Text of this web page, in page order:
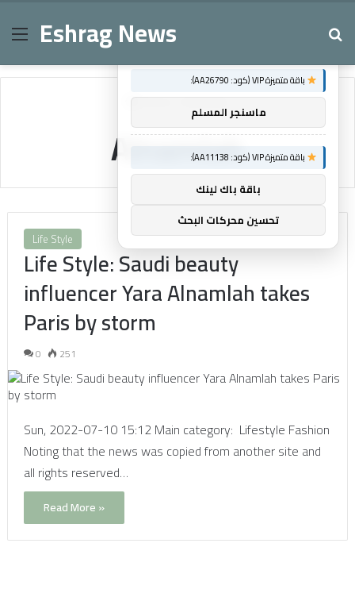
MenuEshrag News
Home/Alnamlah
Alnamlah
Life Style
Life Style: Saudi beauty
influencer Yara Alnamlah takes
Paris by storm
0 251
Sun, 2022-07-10 15:12 Main category: Lifestyle Fashion
Noting that the news was copied from another site and
all rights reserved…
Read More »
×
باقة متميزة VIP (كود: AA26790):
ماسنجر المسلم
باقة متميزة VIP (كود: AA11138):
باقة باك لينك
تحسين محركات البحث